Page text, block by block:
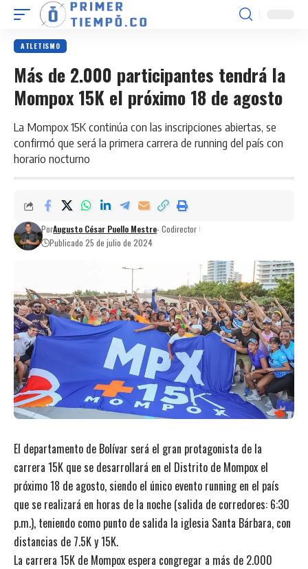
ATLETISMO
Más de 2.000 participantes tendrá la
Mompox 15K el próximo 18 de agosto
La Mompox 15K continúa con las inscripciones abiertas, se
confirmó que será la primera carrera de running del país con
horario nocturno
PorAugusto César Puello Mestre- Codirector
Publicado 25 de julio de 2024
El departamento de Bolívar será el gran protagonista de la
carrera 15K que se desarrollará en el Distrito de Mompox el
próximo 18 de agosto, siendo el único evento running en el país
que se realizará en horas de la noche (salida de corredores: 6:30
p.m.), teniendo como punto de salida la iglesia Santa Bárbara, con
distancias de 7.5K y 15K.
La carrera 15K de Mompox espera congregar a más de 2.000